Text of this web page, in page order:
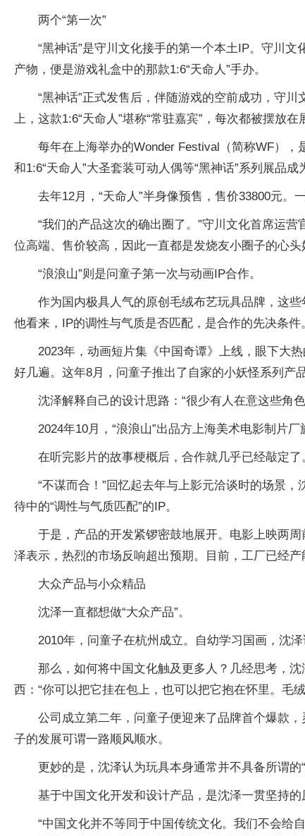
两个“第一次”
“黑神话”是守川文化接手的第一个本土IP。守川
产物，便是游戏礼盒中的那款1:6“天命人”手办。
“黑神话”正式发售后，伴随游戏的空前成功，守
上，这款1:6“天命人”堪称“常驻嘉宾”，每次都被摆放
每年在上海举办的Wonder Festival（简称WF），
和1:6“天命人”大圣套装可动人偶等“黑神话”系列展品成
去年12月，“天命人”半身像预售，售价33800元。
“我们的产品这次的确出圈了。”守川文化首席运
位高端、售价较高，因此一直都是发烧友小圈子的心头
“浪浪山”则是问童子第一次与动画IP合作。
作为国内极具人气的原创毛绒布艺玩具品牌，这
他看来，IP的调性与气质是否匹配，是合作的先决条件
2023年，动画短片集《中国奇谭》上线，眼下大
好几遍。这年8月，问童子推出了自家的小妖怪系列产
沈泽解释自己的设计思路：“很少有人在意这些角
2024年10月，“浪浪山”出品方上海美术电影制片
在听完影片的故事梗概后，合作就几乎已经敲定了
“不谋而合！”回忆起去年与上影元洽谈时的场景
待中的“调性与气质匹配”的IP。
于是，产品的开发紧锣密鼓地展开。电影上映两
泽表示，热烈的市场反响超出预期。目前，工厂已经
大众产品与小众精品
沈泽一直都想做“大众产品”。
2010年，问童子在杭州成立。自幼学习国画，沈
那么，如何将中国文化触及更多人？几经思考，
西：“你可以把它挂在包上，也可以把它抱在怀里。毛
公司成立第二年，问童子便迎来了品牌首个爆款
子的发展可谓一路顺风顺水。
更妙的是，沈泽认为玩具本身通常并不具备所谓的
基于中国文化开发和设计产品，是沈泽一贯坚持
“中国文化并不等同于中国传统文化。我们不会给